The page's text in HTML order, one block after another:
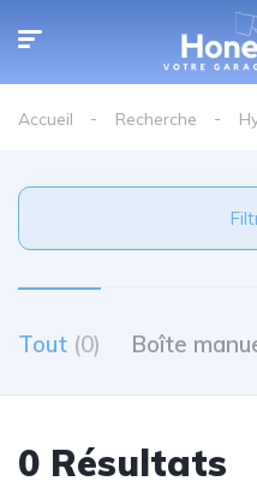
Accueil Recherche
Tout (0) Boîte
0 Résultats